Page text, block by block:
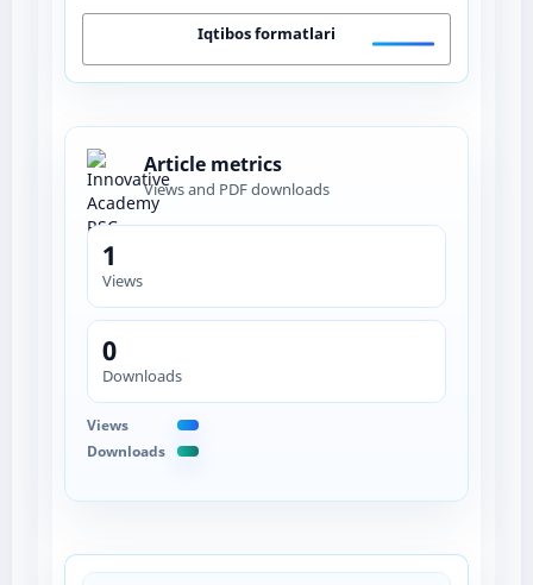
Iqtibos formatlari
Article metrics
Views and PDF downloads
1
Views
0
Downloads
Views
Downloads